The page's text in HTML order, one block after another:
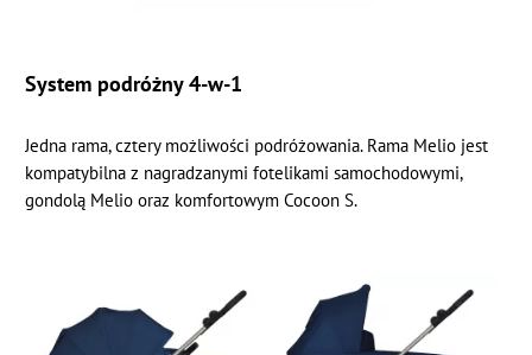
System podróżny 4-w-1
Jedna rama, cztery możliwości podróżowania. Rama Melio jest
kompatybilna z nagradzanymi fotelikami samochodowymi,
gondolą Melio oraz komfortowym Cocoon S.